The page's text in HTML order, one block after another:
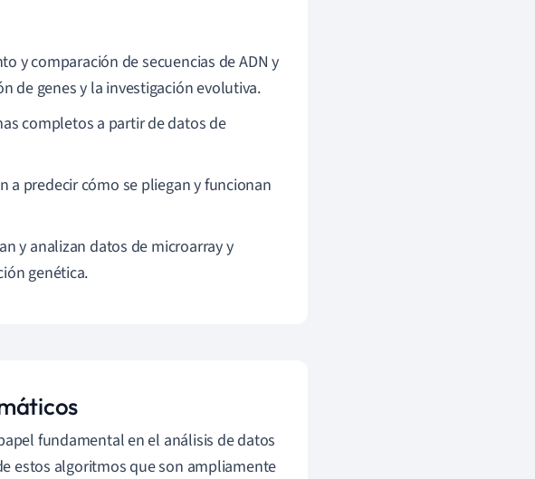
y comparación de secuencias de ADN y
de genes y la investigación evolutiva.
completos a partir de datos de
a predecir cómo se pliegan y funcionan
y analizan datos de microarray y
genética.
fundamental en el análisis de datos
estos algoritmos que son ampliamente